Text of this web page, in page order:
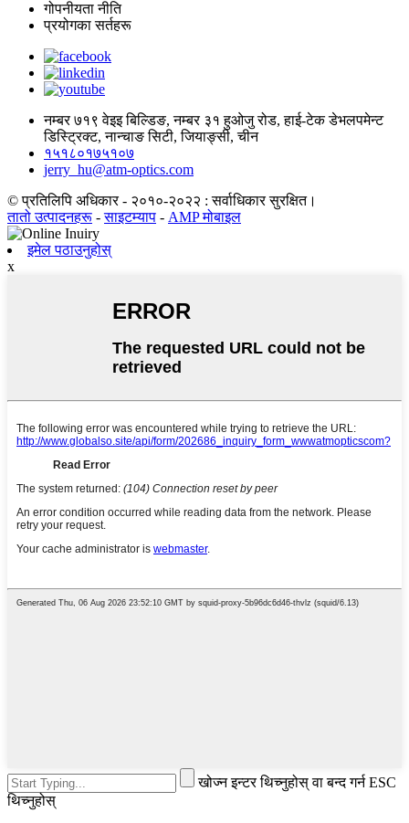
गोपनीयता नीति
प्रयोगका सर्तहरू
नम्बर ७१९ वेइइ बिल्डिङ, नम्बर ३१ हुओजु रोड, हाई-टेक डेभलपमेन्ट
डिस्ट्रिक्ट, नान्चाङ सिटी, जियाङ्सी, चीन
१५१८०१७५१०७
jerry_hu@atm-optics.com
© प्रतिलिपि अधिकार - २०१०-२०२२ : सर्वाधिकार सुरक्षित।
तातो उत्पादनहरू -साइटम्याप - AMP मोबाइल
इमेल पठाउनुहोस्
x
खोज्न इन्टर थिच्नुहोस् वा बन्द गर्न ESC
थिच्नुहोस्